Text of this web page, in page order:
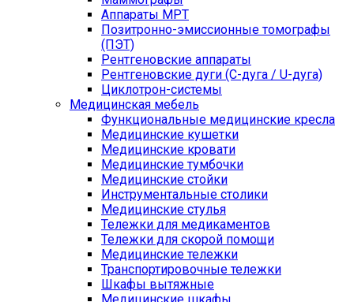
Аппараты МРТ
Позитронно-эмиссионные томографы
(ПЭТ)
Рентгеновские аппараты
Рентгеновские дуги (С-дуга / U-дуга)
Циклотрон-системы
Медицинская мебель
Функциональные медицинские кресла
Медицинские кушетки
Медицинские кровати
Медицинские тумбочки
Медицинские стойки
Инструментальные столики
Медицинские стулья
Тележки для медикаментов
Тележки для скорой помощи
Медицинские тележки
Транспортировочные тележки
Шкафы вытяжные